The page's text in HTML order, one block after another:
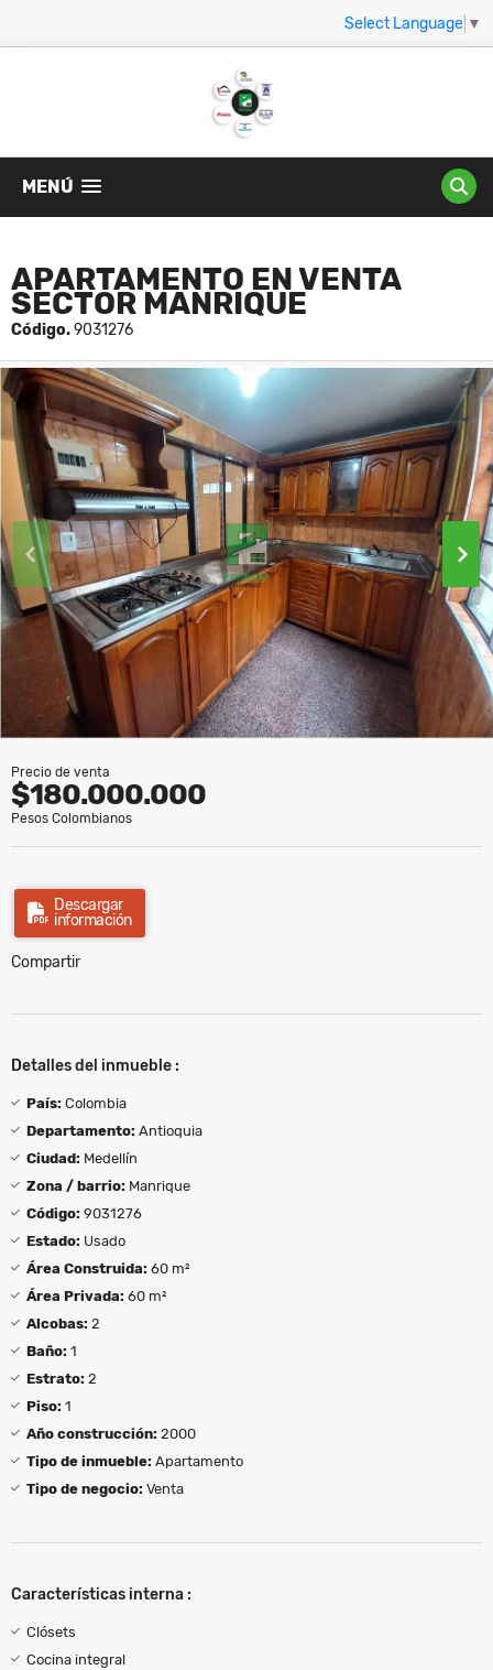
Select Language ▼
MENÚ
APARTAMENTO EN VENTA
SECTOR MANRIQUE
Código.9031276
Precio de venta
$180.000.000
Pesos Colombianos
Descargar
información
Compartir
Detalles del inmueble :
País: Colombia
Departamento: Antioquia
Ciudad: Medellín
Zona / barrio: Manrique
Código: 9031276
Estado: Usado
Área Construida: 60 m²
Área Privada: 60 m²
Alcobas: 2
Baño: 1
Estrato: 2
Piso: 1
Año construcción: 2000
Tipo de inmueble: Apartamento
Tipo de negocio: Venta
Características interna :
Clósets
Cocina integral